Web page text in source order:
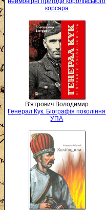
корсара
В'ятрович Володимир
Генерал Кук. Біографія покоління
УПА